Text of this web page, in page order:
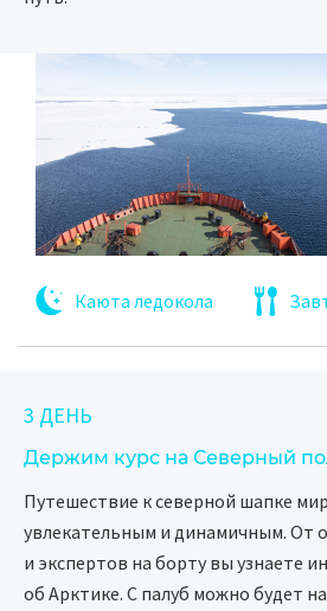
Каюта ледокола
3 ДЕНЬ
Держим курс на Северный
Путешествие к северной шапке
увлекательным и динамичным. От
и экспертов на борту вы узнаете
об Арктике. С палуб можно будет